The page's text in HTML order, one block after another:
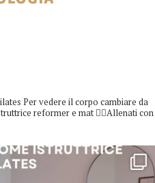
Per vedere il corpo cambiare da
reformer e mat 👇🏻Allenati con